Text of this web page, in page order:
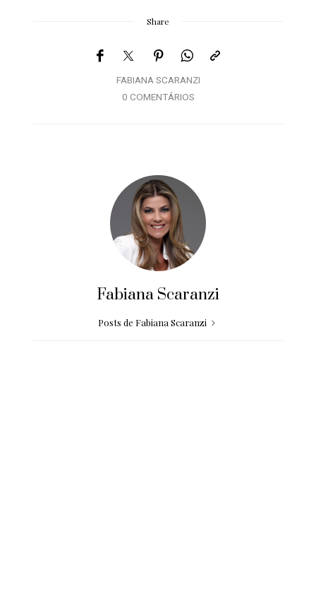
Share
FABIANA SCARANZI
0 COMENTÁRIOS
Fabiana Scaranzi
Posts de Fabiana Scaranzi